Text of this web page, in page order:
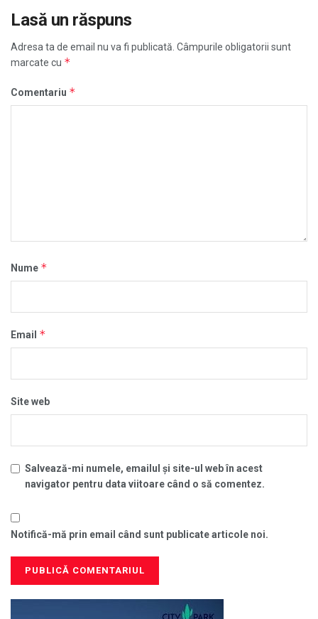
Lasă un răspuns
Adresa ta de email nu va fi publicată. Câmpurile obligatorii sunt
marcate cu *
Comentariu *
Nume *
Email *
Site web
Salvează-mi numele, emailul și site-ul web în acest
navigator pentru data viitoare când o să comentez.
Notifică-mă prin email când sunt publicate articole noi.